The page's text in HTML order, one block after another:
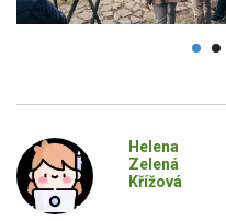
Helena
Zelená
Křížová